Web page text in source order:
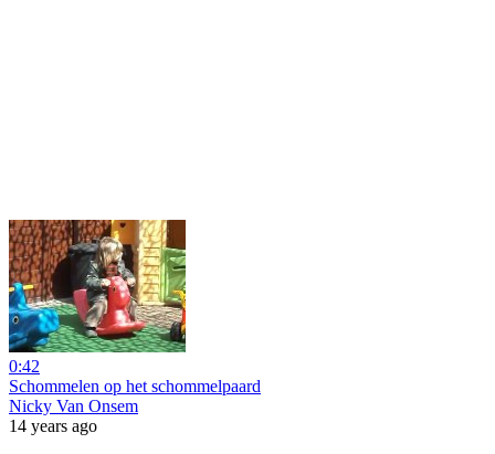
0:42
Schommelen op het schommelpaard
Nicky Van Onsem
14 years ago